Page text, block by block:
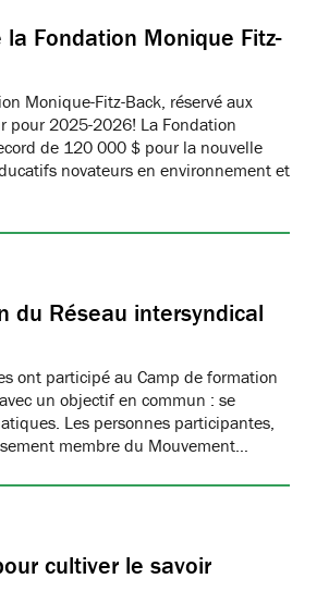
Fondation Monique Fitz-
Monique-Fitz-Back, réservé aux
pour 2025-2026! La Fondation
de 120 000 $ pour la nouvelle
novateurs en environnement et
du Réseau intersyndical
ont participé au Camp de formation
un objectif en commun : se
Les personnes participantes,
membre du Mouvement…
cultiver le savoir